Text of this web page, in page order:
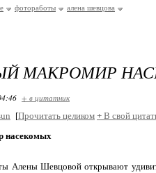
фотоработы алена шевцова
МАКРОМИР
+ в цитатник
[Прочитать целиком + В свой
насекомых
Алены Шевцовой открывают